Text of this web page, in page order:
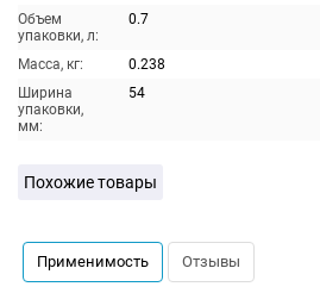
Объем
упаковки, л:
0.7
Масса, кг:
0.238
Ширина
упаковки,
мм:
54
Похожие товары
Применимость Отзывы